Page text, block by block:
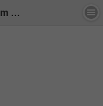
Komplet kół - Forum Mercedes E-Klasa